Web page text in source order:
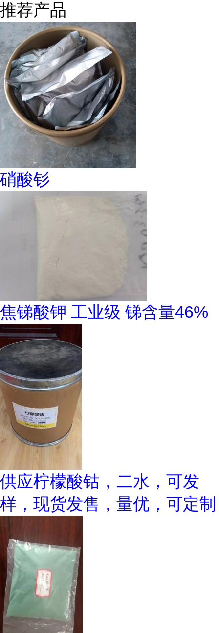
推荐产品
硝酸钐
焦锑酸钾 工业级 锑含量46%
供应柠檬酸钴，二水，可发
样，现货发售，量优，可定制